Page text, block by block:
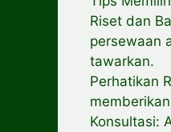
Riset dan
persewaan
tawarkan.
Perhatikan
Konsultasi: